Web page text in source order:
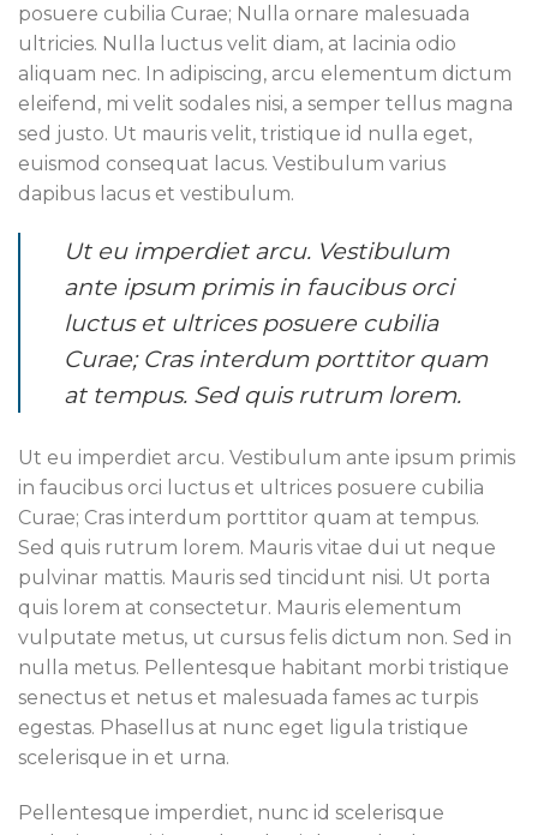
posuere cubilia Curae; Nulla ornare malesuada
ultricies. Nulla luctus velit diam, at lacinia odio
aliquam nec. In adipiscing, arcu elementum dictum
eleifend, mi velit sodales nisi, a semper tellus magna
sed justo. Ut mauris velit, tristique id nulla eget,
euismod consequat lacus. Vestibulum varius
dapibus lacus et vestibulum.
Ut eu imperdiet arcu. Vestibulum
ante ipsum primis in faucibus orci
luctus et ultrices posuere cubilia
Curae; Cras interdum porttitor quam
at tempus. Sed quis rutrum lorem.
Ut eu imperdiet arcu. Vestibulum ante ipsum primis
in faucibus orci luctus et ultrices posuere cubilia
Curae; Cras interdum porttitor quam at tempus.
Sed quis rutrum lorem. Mauris vitae dui ut neque
pulvinar mattis. Mauris sed tincidunt nisi. Ut porta
quis lorem at consectetur. Mauris elementum
vulputate metus, ut cursus felis dictum non. Sed in
nulla metus. Pellentesque habitant morbi tristique
senectus et netus et malesuada fames ac turpis
egestas. Phasellus at nunc eget ligula tristique
scelerisque in et urna.
Pellentesque imperdiet, nunc id scelerisque